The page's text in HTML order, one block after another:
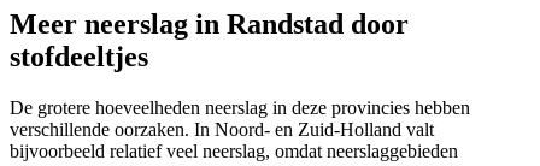
Meer neerslag in Randstad door
stofdeeltjes
De grotere hoeveelheden neerslag in deze provincies hebben
verschillende oorzaken. In Noord- en Zuid-Holland valt
bijvoorbeeld relatief veel neerslag, omdat neerslaggebieden